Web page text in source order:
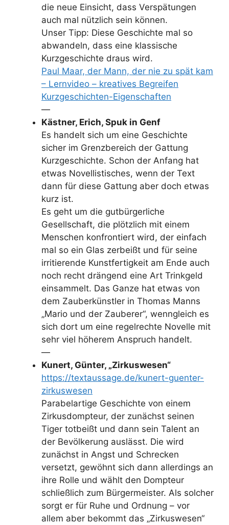
die neue Einsicht, dass Verspätungen
auch mal nützlich sein können.
Unser Tipp: Diese Geschichte mal so
abwandeln, dass eine klassische
Kurzgeschichte draus wird.
Paul Maar, der Mann, der nie zu spät kam
– Lernvideo – kreatives Begreifen
Kurzgeschichten-Eigenschaften
—
Kästner, Erich, Spuk in Genf
Es handelt sich um eine Geschichte
sicher im Grenzbereich der Gattung
Kurzgeschichte. Schon der Anfang hat
etwas Novellistisches, wenn der Text
dann für diese Gattung aber doch etwas
kurz ist.
Es geht um die gutbürgerliche
Gesellschaft, die plötzlich mit einem
Menschen konfrontiert wird, der einfach
mal so ein Glas zerbeißt und für seine
irritierende Kunstfertigkeit am Ende auch
noch recht drängend eine Art Trinkgeld
einsammelt. Das Ganze hat etwas von
dem Zauberkünstler in Thomas Manns
„Mario und der Zauberer“, wenngleich es
sich dort um eine regelrechte Novelle mit
sehr viel höherem Anspruch handelt.
—
Kunert, Günter, „Zirkuswesen“
https://textaussage.de/kunert-guenter-
zirkuswesen
Parabelartige Geschichte von einem
Zirkusdompteur, der zunächst seinen
Tiger totbeißt und dann sein Talent an
der Bevölkerung auslässt. Die wird
zunächst in Angst und Schrecken
versetzt, gewöhnt sich dann allerdings an
ihre Rolle und wählt den Dompteur
schließlich zum Bürgermeister. Als solcher
sorgt er für Ruhe und Ordnung – vor
allem aber bekommt das „Zirkuswesen“